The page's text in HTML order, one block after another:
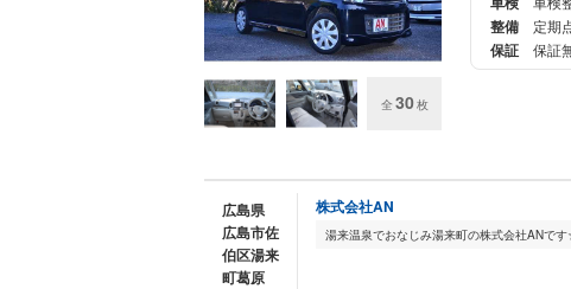
全 30枚
整備 定期
保証 保証
広島県
広島市佐
伯区湯来
町葛原
株式会社AN